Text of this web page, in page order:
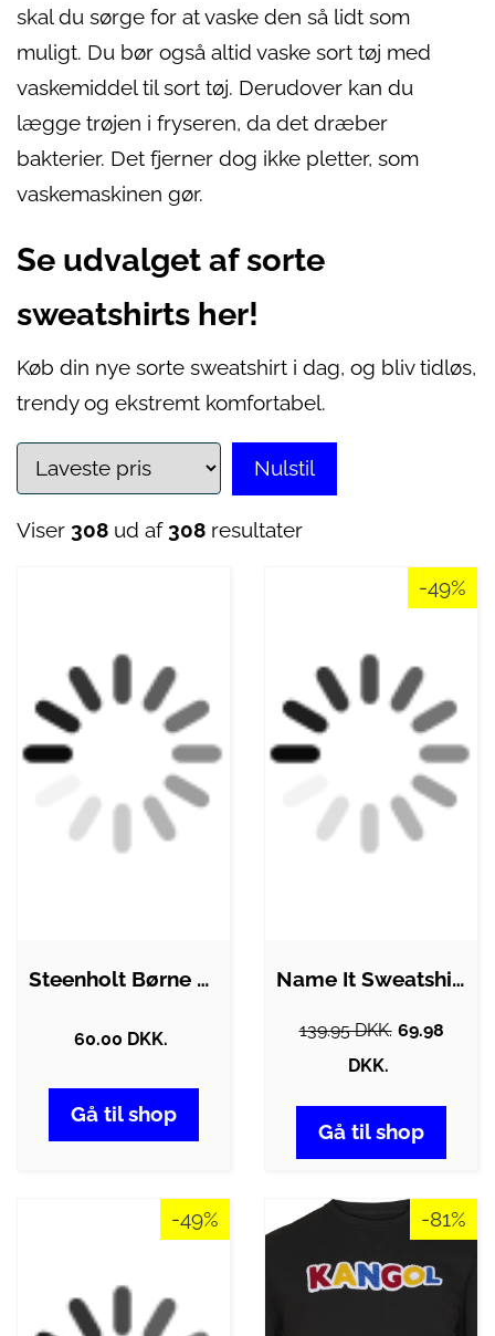
skal du sørge for at vaske den så lidt som
muligt. Du bør også altid vaske sort tøj med
vaskemiddel til sort tøj. Derudover kan du
lægge trøjen i fryseren, da det dræber
bakterier. Det fjerner dog ikke pletter, som
vaskemaskinen gør.
Se udvalget af sorte
sweatshirts her!
Køb din nye sorte sweatshirt i dag, og bliv tidløs,
trendy og ekstremt komfortabel.
Nulstil
Viser 308 ud af 308 resultater
Steenholt Børne Sweatshirt - Black -…
60.00 DKK.
Gå til shop
-49%
Name It Sweatshirt - Kort - NkfVanita -…
139.95 DKK. 69.98
DKK.
Gå til shop
-49% -81%